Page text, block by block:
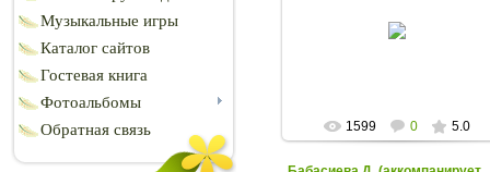
Музыкальные игры
Каталог сайтов
Гостевая книга
Фотоальбомы
Обратная связь
1599 0 5.0